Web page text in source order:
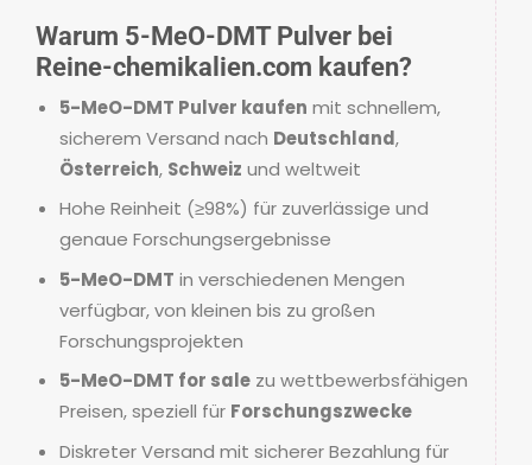
Warum 5-MeO-DMT Pulver bei
Reine-chemikalien.com kaufen?
5-MeO-DMT Pulver kaufen mit schnellem,
sicherem Versand nach Deutschland,
Österreich, Schweiz und weltweit
Hohe Reinheit (≥98%) für zuverlässige und
genaue Forschungsergebnisse
5-MeO-DMT in verschiedenen Mengen
verfügbar, von kleinen bis zu großen
Forschungsprojekten
5-MeO-DMT for sale zu wettbewerbsfähigen
Preisen, speziell für Forschungszwecke
Diskreter Versand mit sicherer Bezahlung für